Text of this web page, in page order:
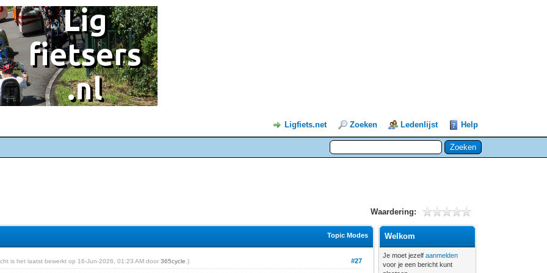
Ligfiets.net Zoeken Ledenlijst Help
Waardering:
Topic Modes
#27
is het laatst bewerkt op 16-Jun-2026, 01:23 AM door365cycle .)
Welkom
Je moet jezelfaanmelden
voor je een bericht kunt